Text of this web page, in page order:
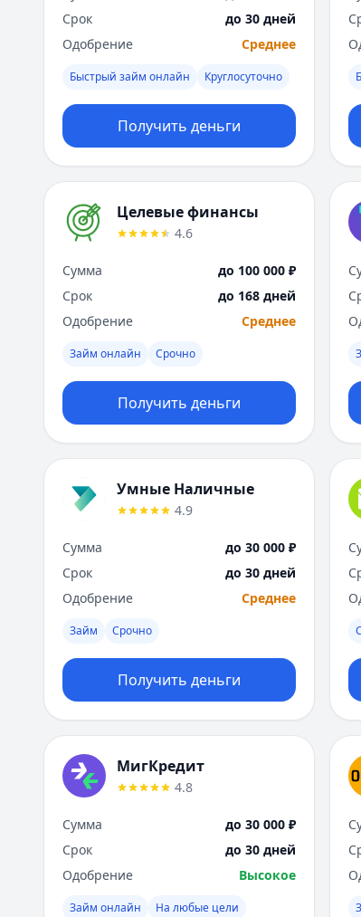
Срок
до 30 дней
Одобрение
Среднее
Быстрый займ онлайн Круглосуточно
Получить деньги
Целевые финансы
4.6
Сумма
до 100 000 ₽
Срок
до 168 дней
Одобрение
Среднее
Займ онлайн Срочно
Получить деньги
Умные Наличные
4.9
Сумма
до 30 000 ₽
Срок
до 30 дней
Одобрение
Среднее
Займ Срочно
Получить деньги
МигКредит
4.8
Сумма
до 30 000 ₽
Срок
до 30 дней
Одобрение
Высокое
Займ онлайн На любые цели